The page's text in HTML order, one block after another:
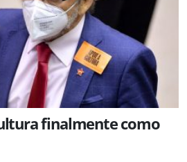
finalmente como